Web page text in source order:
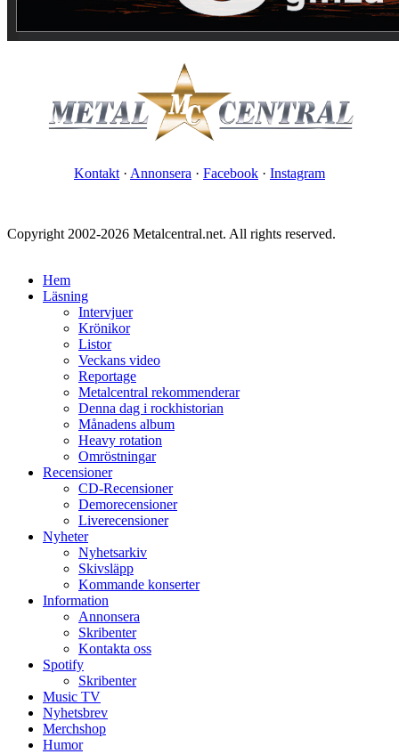
Kontakt · Annonsera · Facebook · Instagram
Copyright 2002-2026 Metalcentral.net. All rights reserved.
Hem
Läsning
Intervjuer
Krönikor
Listor
Veckans video
Reportage
Metalcentral rekommenderar
Denna dag i rockhistorian
Månadens album
Heavy rotation
Omröstningar
Recensioner
CD-Recensioner
Demorecensioner
Liverecensioner
Nyheter
Nyhetsarkiv
Skivsläpp
Kommande konserter
Information
Annonsera
Skribenter
Kontakta oss
Spotify
Skribenter
Music TV
Nyhetsbrev
Merchshop
Humor